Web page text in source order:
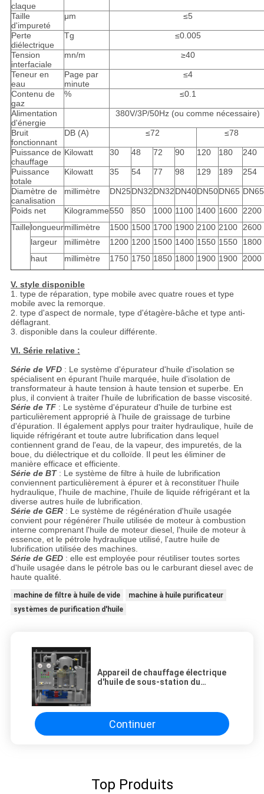
claque
Taille
d'impureté
μm ≤5
Perte
diélectrique
Tg ≤0.005
Tension
interfaciale
mn/m ≥40
Teneur en
eau
Page par
minute
≤4
Contenu de
gaz
% ≤0.1
Alimentation
d'énergie
380V/3P/50Hz (ou comme nécessaire)
Bruit
fonctionnant
DB (A) ≤72 ≤78
Puissance de
chauffage
Kilowatt 30 48 72 90 120 180 240
Puissance
totale
Kilowatt 35 54 77 98 129 189 254
Diamètre de
canalisation
millimètre DN25DN32DN32DN40DN50DN65 DN65
Poids net Kilogramme550 850 1000 1100 1400 1600 2200
Taillelongueurmillimètre 1500 1500 1700 1900 2100 2100 2600
largeur
millimètre 1200 1200 1500 1400 1550 1550
1800
haut
millimètre 1750 1750 1850 1800 1900 1900 2000
V. style disponible
1. type de réparation, type mobile avec quatre roues et type
mobile avec la remorque.
2. type d'aspect de normale, type d'étagère-bâche et type anti-
déflagrant.
3. disponible dans la couleur différente.
VI. Série relative :
Série de VFD: Le système d'épurateur d'huile d'isolation se
spécialisent en épurant l'huile marquée, huile d'isolation de
transformateur à haute tension à haute tension et superbe. En
plus, il convient à traiter l'huile de lubrification de basse viscosité.
Série de TF: Le système d'épurateur d'huile de turbine est
particulièrement approprié à l'huile de graissage de turbine
d'épuration. Il également applys pour traiter hydraulique, huile de
liquide réfrigérant et toute autre lubrification dans lequel
contiennent grand de l'eau, de la vapeur, des impuretés, de la
boue, du diélectrique et du colloïde. Il peut les éliminer de
manière efficace et efficiente.
Série de BT: Le système de filtre à huile de lubrification
conviennent particulièrement à épurer et à reconstituer l'huile
hydraulique, l'huile de machine, l'huile de liquide réfrigérant et la
diverse autres huile de lubrification.
Série de GER: Le système de régénération d'huile usagée
convient pour régénérer l'huile utilisée de moteur à combustion
interne comprenant l'huile de moteur diesel, l'huile de moteur à
essence, et le pétrole hydraulique utilisé, l'autre huile de
lubrification utilisée des machines.
Série de GED: elle est employée pour réutiliser toutes sortes
d'huile usagée dans le pétrole bas ou le carburant diesel avec de
haute qualité.
machine de filtre à huile de vide
machine à huile purificateur
systèmes de purification d'huile
Appareil de chauffage électrique
d'huile de sous-station du
kilowatts
Continuer
Top Produits